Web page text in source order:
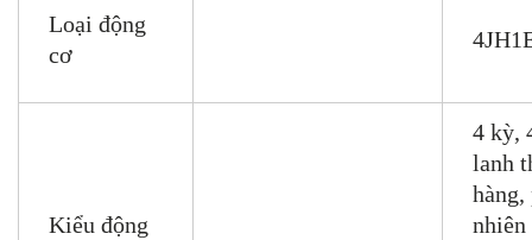
Loại động
cơ
Kiểu động
4 kỳ,
lanh
hàng,